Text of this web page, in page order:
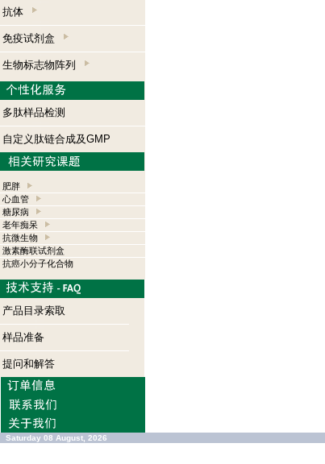
抗体
免疫试剂盒
生物标志物阵列
多肽样品检测
自定义肽链合成及GMP
肥胖
心血管
糖尿病
老年痴呆
抗微生物
激素酶联试剂盒
抗癌小分子化合物
产品目录索取
样品准备
提问和解答
Saturday 08 August, 2026